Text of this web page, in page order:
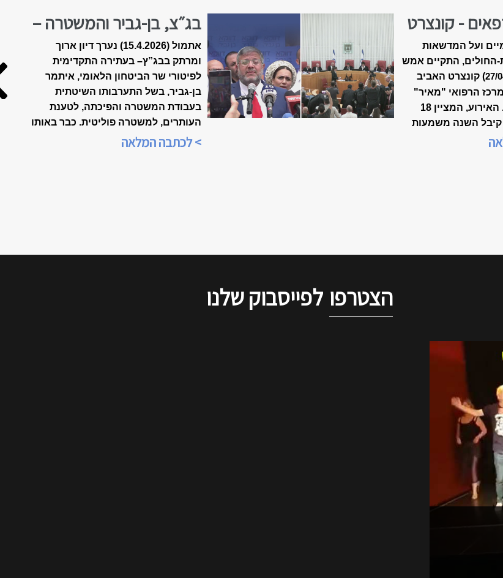
- קונצרט
ועל המדשאות
החולים, התקיים אמש
27/) קונצרט האביב
הרפואי "מאיר"
מקבוצת כללית. האירוע, המציין 18
קיבל השנה משמעות
לראשונה במסגרת
בג״צ, בן-גביר והמשטרה –
הולכים לפשרה?אתמול (15.4.2026) נערך דיון ארוך
ומרתק בבג”ץ– בעתירה התקדימית
לפיטורי שר הביטחון הלאומי, איתמר
בן-גביר, בשל התערבותו השיטתית
בעבודת המשטרה והפיכתה, לטענת
העותרים, למשטרה פוליטית. כבר באותו
> לכתבה המלאה
הצטרפו לפייסבוק שלנו